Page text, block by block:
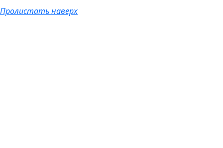
Пролистать наверх